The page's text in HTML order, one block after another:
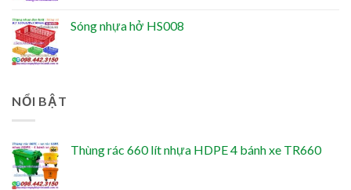
Sóng nhựa hở HS008
NỔI BẬT
Thùng rác 660 lít nhựa HDPE 4 bánh xe TR660